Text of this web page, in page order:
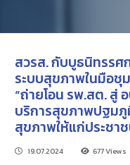
สวรส. กับบูธนิทรรศ
ระบบสุขภาพในมือชุ
“ถ่ายโอน รพ.สต. สู่
บริการสุขภาพปฐมภู
สุขภาพให้แก่ประชา
19.07.2024 677 Views